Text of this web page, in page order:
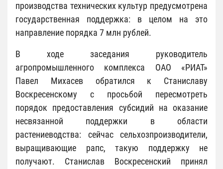
производства технических культур предусмотрена
государственная поддержка: в целом на это
направление порядка 7 млн рублей.
В ходе заседания руководитель
агропромышленного комплекса ОАО «РИАТ»
Павел Михасев обратился к Станиславу
Воскресенскому с просьбой пересмотреть
порядок предоставления субсидий на оказание
несвязанной поддержки в области
растениеводства: сейчас сельхозпроизводители,
выращивающие рапс, такую поддержку не
получают. Станислав Воскресенский принял